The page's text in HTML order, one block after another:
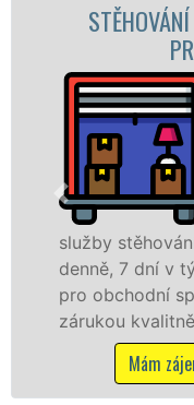
síť
vám
a kvalitní
tak
a se